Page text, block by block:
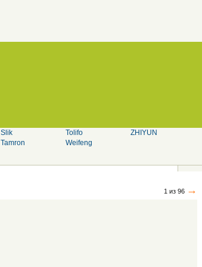
Slik
Tamron
Tolifo
Weifeng
ZHIYUN
1 из 96 →